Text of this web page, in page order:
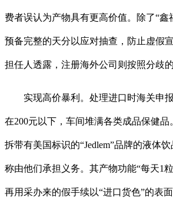
费者误认为产物具有更高价值。除了“鑫
预备完整的天分以应对抽查，防止虚假
担任人透露，注册海外公司则按照分歧
实现高价暴利。处理进口时海关申报
在200元以下，车间堆满各类成品保健
拆带有美国标识的“Jedlem”品牌的液体
称由他们承担义务。其产物功能“每天1
再用采办来的假手续以“进口货色”的表